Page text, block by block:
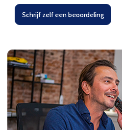
Schrijf zelf een beoordeling